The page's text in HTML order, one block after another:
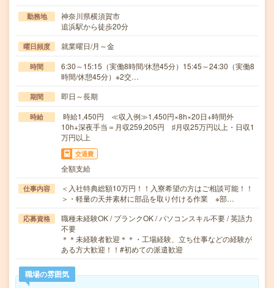
勤務地
神奈川県横須賀市
追浜駅から徒歩20分
曜日頻度 就業曜日/月～金
時間
6:30～15:15（実働8時間/休憩45分）15:45～24:30（実働8
時間/休憩45分）※2交…
期間 即日～長期
時給
時給1,450円 ≪収入例≫1,450円×8h×20日+時間外
10h+深夜手当＝月収259,205円 ♯月収25万円以上・日収1
万円以上
交通費
全額支給
仕事内容
＜入社特典総額10万円！！入寮希望の方はご相談可能！！
＞・軽量の天井素材に部品を取り付ける作業 ※部…
応募資格
職種未経験OK / ブランクOK / パソコンスキル不要 / 英語力
不要
＊＊未経験者歓迎＊＊・工場経験、立ち仕事などの経験が
ある方大歓迎！！#初めての派遣歓迎
職場の雰囲気